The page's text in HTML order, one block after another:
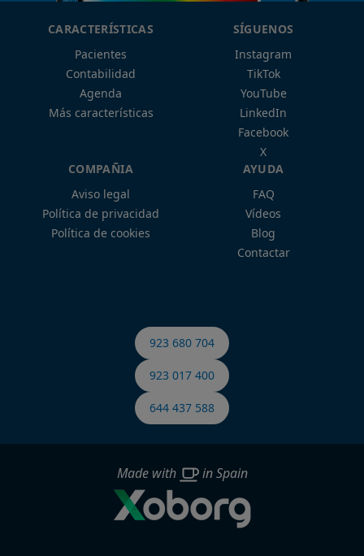
CARACTERÍSTICAS
Pacientes
Contabilidad
Agenda
Más características
SÍGUENOS
Instagram
TikTok
YouTube
LinkedIn
Facebook
X
COMPAÑIA
Aviso legal
Política de privacidad
Política de cookies
AYUDA
FAQ
Vídeos
Blog
Contactar
923 680 704
923 017 400
644 437 588
Made with in Spain